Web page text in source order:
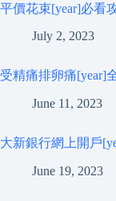
平價花束[year]必看
July 2, 2023
受精痛排卵痛[year]
June 11, 2023
大新銀行網上開戶
June 19, 2023